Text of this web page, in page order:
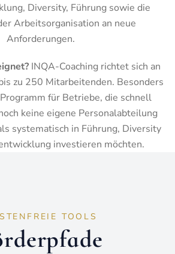
Diversity, Führung sowie die
Arbeitsorganisation an neue
Anforderungen.
INQA-Coaching richtet sich an
zu 250 Mitarbeitenden. Besonders
für Betriebe, die schnell
keine eigene Personalabteilung
systematisch in Führung, Diversity
investieren möchten.
TOOLS